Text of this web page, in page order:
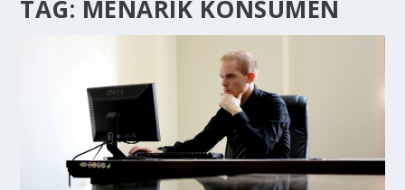
TAG: MENARIK KONSUMEN